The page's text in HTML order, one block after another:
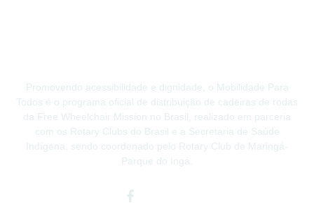
Promovendo acessibilidade e dignidade, o Mobilidade Para
Todos é o programa oficial de distribuição de cadeiras de rodas
da Free Wheelchair Mission no Brasil, realizado em parceria
com os Rotary Clubs do Brasil e a Secretaria de Saúde
Indígena, sendo coordenado pelo Rotary Club de Maringá-
Parque do Ingá.
Facebook-